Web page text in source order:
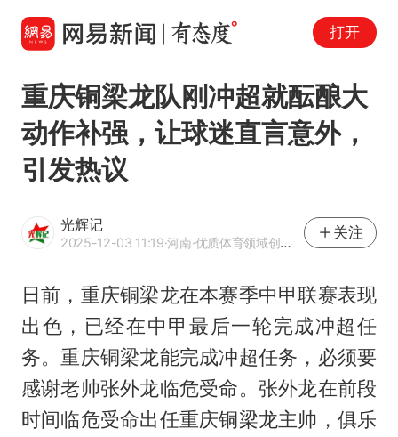
打开
重庆铜梁龙队刚冲超就酝酿大
动作补强，让球迷直言意外，
引发热议
光辉记
2025-12-03 11:19·河南·优质体育领域创作者
关注
日前，重庆铜梁龙在本赛季中甲联赛表现
出色，已经在中甲最后一轮完成冲超任
务。重庆铜梁龙能完成冲超任务，必须要
感谢老帅张外龙临危受命。张外龙在前段
时间临危受命出任重庆铜梁龙主帅，俱乐